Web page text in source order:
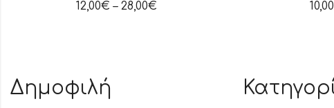
12,00€ – 28,00€ 10,00
Δημοφιλή